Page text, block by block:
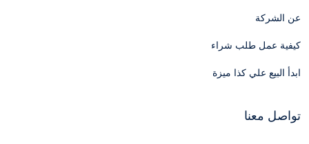
عن الشركة
كيفية عمل طلب شراء
ابدأ البيع علي كذا ميزة
تواصل معنا